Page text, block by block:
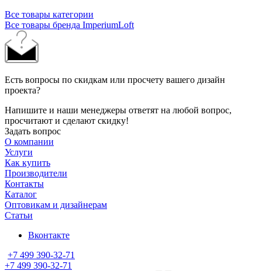
Все товары категории
Все товары бренда ImperiumLoft
Есть вопросы по скидкам или просчету вашего дизайн
проекта?
Напишите и наши менеджеры ответят на любой вопрос,
просчитают и сделают скидку!
Задать вопрос
О компании
Услуги
Как купить
Производители
Контакты
Каталог
Оптовикам и дизайнерам
Статьи
Вконтакте
+7 499 390-32-71
+7 499 390-32-71